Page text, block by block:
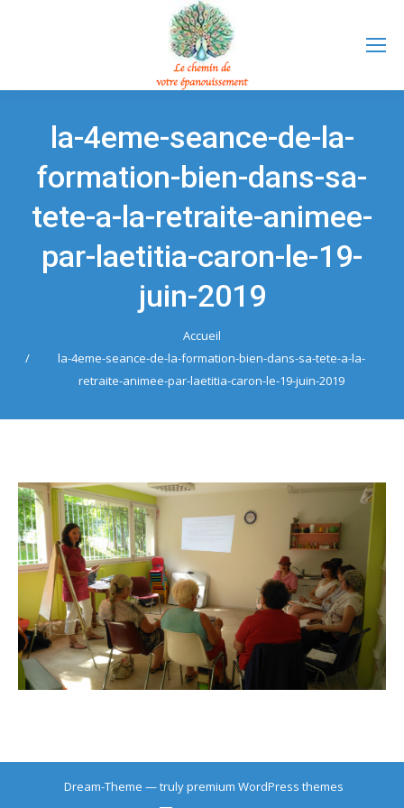
la-4eme-seance-de-la-
formation-bien-dans-sa-
tete-a-la-retraite-animee-
par-laetitia-caron-le-19-
juin-2019
Accueil
la-4eme-seance-de-la-formation-bien-dans-sa-tete-a-la-
retraite-animee-par-laetitia-caron-le-19-juin-2019
Dream-Theme — trulypremium WordPress themes